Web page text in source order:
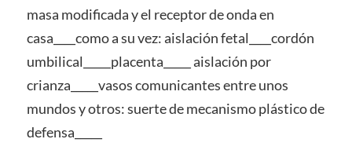
masa modificada y el receptor de onda en
casa____como a su vez: aislación fetal____cordón
umbilical_____placenta_____ aislación por
crianza_____vasos comunicantes entre unos
mundos y otros: suerte de mecanismo plástico de
defensa_____